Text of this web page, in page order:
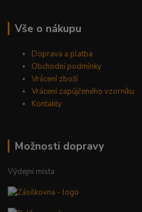
Vše o nákupu
Doprava a platba
Obchodní podmínky
Vrácení zboží
Vrácení zapůjčeného vzorníku
Kontakty
Možnosti dopravy
Výdejní místa